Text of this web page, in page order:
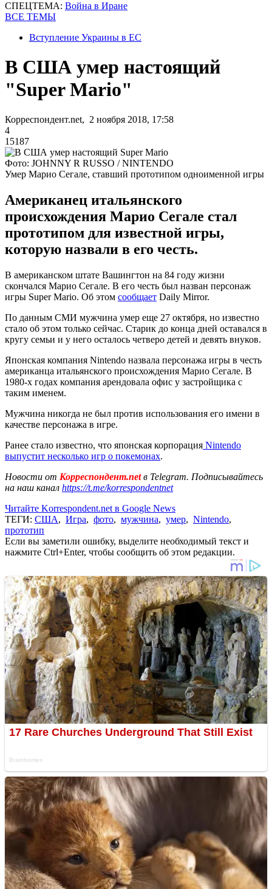
СПЕЦТЕМА: Война в Иране
ВСЕ ТЕМЫ
Вступление Украины в ЕС
В США умер настоящий
"Super Mario"
Корреспондент.net, 2 ноября 2018, 17:58
4
15187
Фото: JOHNNY R RUSSO / NINTENDO
Умер Марио Сегале, ставший прототипом одноименной игры
Американец итальянского
происхождения Марио Сегале стал
прототипом для известной игры,
которую назвали в его честь.
В американском штате Вашингтон на 84 году жизни
скончался Марио Сегале. В его честь был назван персонаж
игры Super Mario. Об этом сообщает Daily Mirror.
По данным СМИ мужчина умер еще 27 октября, но известно
стало об этом только сейчас. Старик до конца дней оставался в
кругу семьи и у него осталось четверо детей и девять внуков.
Японская компания Nintendo назвала персонажа игры в честь
американца итальянского происхождения Марио Сегале. В
1980-х годах компания арендовала офис у застройщика с
таким именем.
Мужчина никогда не был против использования его имени в
качестве персонажа в игре.
Ранее стало известно, что японская корпорация Nintendo
выпустит несколько игр о покемонах.
Новости от Корреспондент.netв Telegram. Подписывайтесь
на наш канал https://t.me/korrespondentnet
Читайте Korrespondent.net в Google News
ТЕГИ: США, Игра, фото, мужчина, умер, Nintendo,
прототип
Если вы заметили ошибку, выделите необходимый текст и
нажмите Ctrl+Enter, чтобы сообщить об этом редакции.